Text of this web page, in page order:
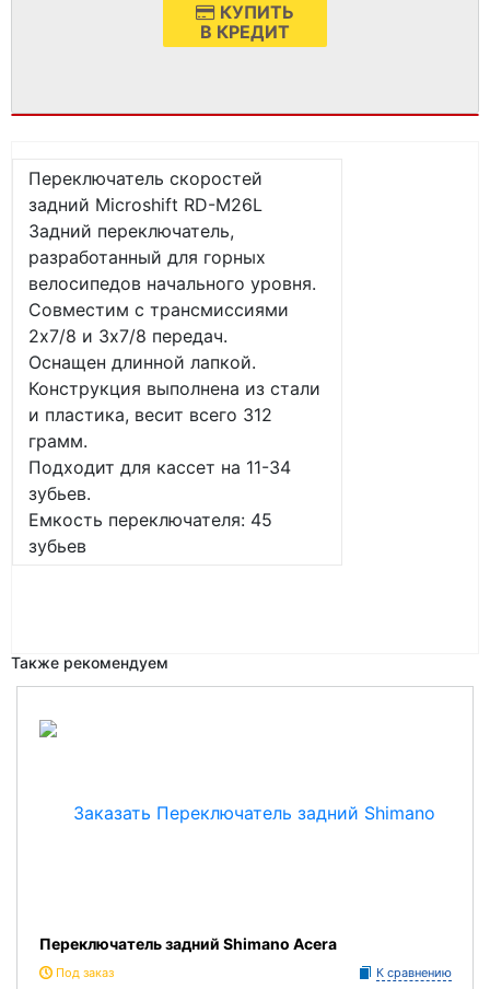
КУПИТЬ
В КРЕДИТ
Переключатель скоростей
задний Microshift RD-M26L
Задний переключатель,
разработанный для горных
велосипедов начального уровня.
Совместим с трансмиссиями
2х7/8 и 3х7/8 передач.
Оснащен длинной лапкой.
Конструкция выполнена из стали
и пластика, весит всего 312
грамм.
Подходит для кассет на 11-34
зубьев.
Емкость переключателя: 45
зубьев
Также рекомендуем
Переключатель задний Shimano Acera
Под заказ К сравнению